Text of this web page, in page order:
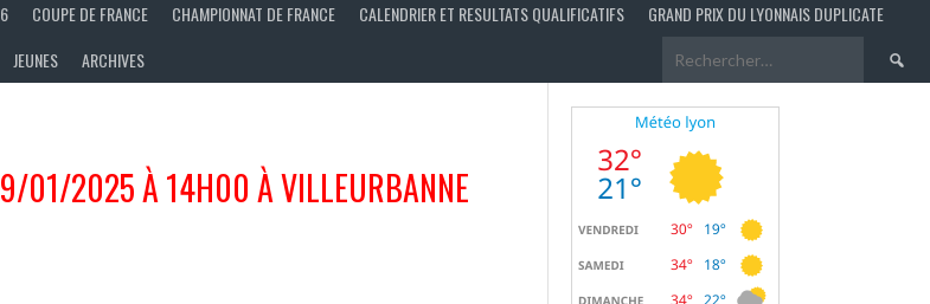
COUPE DE FRANCE CHAMPIONNAT DE FRANCE CALENDRIER ET RESULTATS QUALIFICATIFS
GRAND PRIX DU LYONNAIS DUPLICATE
JEUNES ARCHIVES
01/2025 À 14H00 À VILLEURBANNE